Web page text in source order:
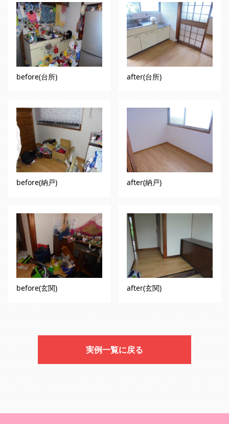
before(台所) after(台所)
before(納戸) after(納戸)
before(玄関) after(玄関)
実例一覧に戻る